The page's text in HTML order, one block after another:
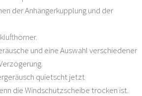
der Anhängerkupplung und der
und eine Auswahl verschiedener
quietscht jetzt
die Windschutzscheibe trocken ist.